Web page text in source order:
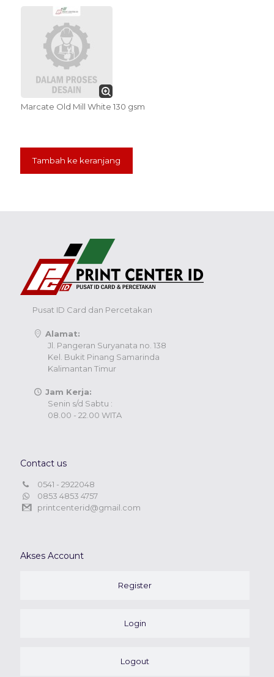
Marcate Old Mill White 130 gsm
Tambah ke keranjang
Pusat ID Card dan Percetakan
Alamat:
Jl. Pangeran Suryanata no. 138
Kel. Bukit Pinang Samarinda
Kalimantan Timur
Jam Kerja:
Senin s/d Sabtu :
08.00 - 22.00 WITA
Contact us
0541 - 2922048
0853 4853 4757
printcenterid@gmail.com
Akses Account
Register
Login
Logout